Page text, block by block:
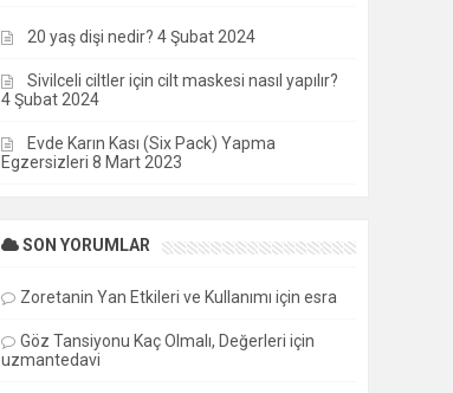
20 yaş dişi nedir? 4 Şubat 2024
Sivilceli ciltler için cilt maskesi nasıl yapılır?
4 Şubat 2024
Evde Karın Kası (Six Pack) Yapma
Egzersizleri 8 Mart 2023
SON YORUMLAR
Zoretanin Yan Etkileri ve Kullanımı için esra
Göz Tansiyonu Kaç Olmalı, Değerleri için
uzmantedavi